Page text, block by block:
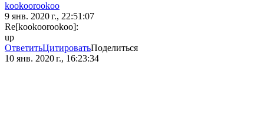
kookoorookoo
9 янв. 2020 г., 22:51:07
Re[kookoorookoo]:
up
ОтветитьЦитироватьПоделиться
10 янв. 2020 г., 16:23:34